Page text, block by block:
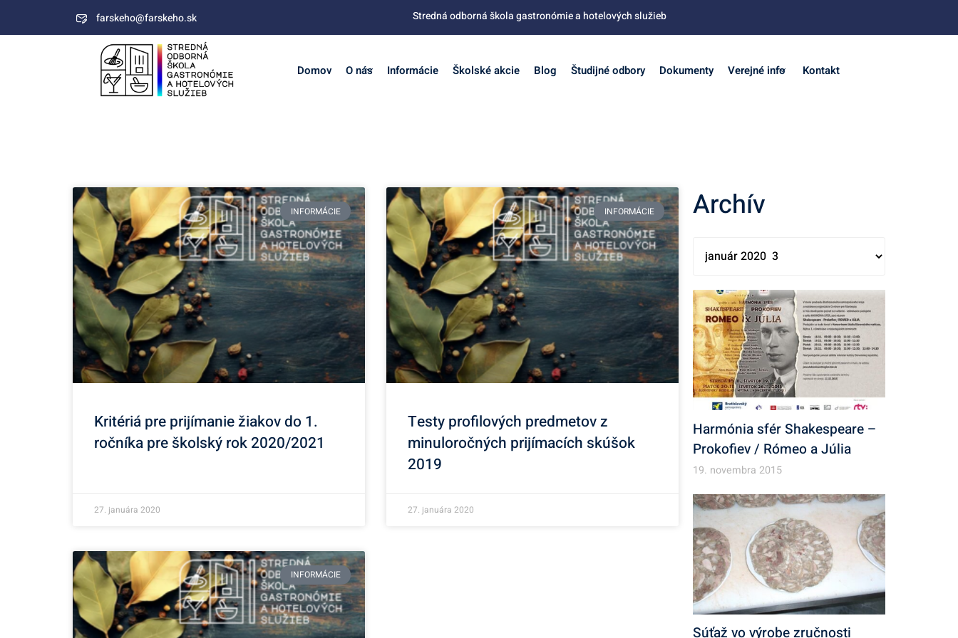
farskeho@farskeho.sk Stredná odborná škola gastronómie a hotelových služieb
Domov O nás Informácie Školské akcie Blog Študijné odbory Dokumenty Verejné info Kontakt
INFORMÁCIE
Kritériá pre prijímanie žiakov do 1.
ročníka pre školský rok 2020/2021
27. januára 2020
INFORMÁCIE
Testy profilových predmetov z
minuloročných prijímacích skúšok
2019
27. januára 2020
INFORMÁCIE
Archív
Harmónia sfér Shakespeare –
Prokofiev / Rómeo a Júlia
19. novembra 2015
Súťaž vo výrobe zručnosti